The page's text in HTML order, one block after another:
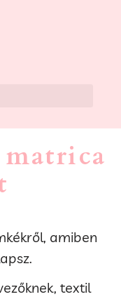
matrica
amiben
textil